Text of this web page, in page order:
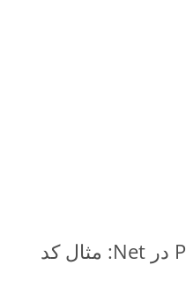
نحوه تبدیل PPT to WEB در Net: مثال کد